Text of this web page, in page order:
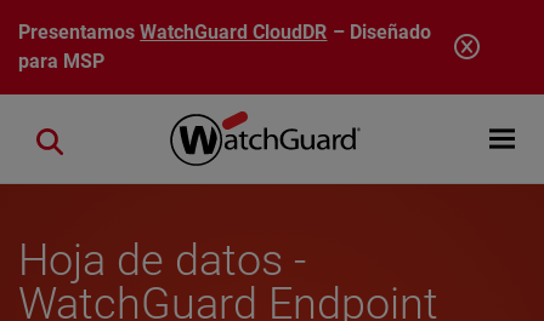
Pasar al contenido principal
PresentamosWatchGuard CloudDR – Diseñado
para MSP
Open
Close search
Hoja de datos -
WatchGuard Endpoint